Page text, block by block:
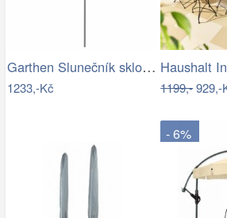
Garthen Slunečník sklopný s kličkou,…
1233,-Kč 1199,-929,-
- 6%